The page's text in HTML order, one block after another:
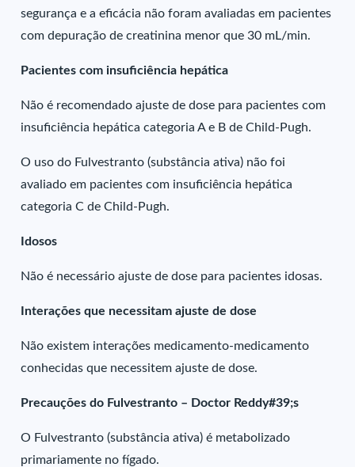
segurança e a eficácia não foram avaliadas em pacientes
com depuração de creatinina menor que 30 mL/min.
Pacientes com insuficiência hepática
Não é recomendado ajuste de dose para pacientes com
insuficiência hepática categoria A e B de Child-Pugh.
O uso do Fulvestranto (substância ativa) não foi
avaliado em pacientes com insuficiência hepática
categoria C de Child-Pugh.
Idosos
Não é necessário ajuste de dose para pacientes idosas.
Interações que necessitam ajuste de dose
Não existem interações medicamento-medicamento
conhecidas que necessitem ajuste de dose.
Precauções do Fulvestranto – Doctor Reddy#39;s
O Fulvestranto (substância ativa) é metabolizado
primariamente no fígado.